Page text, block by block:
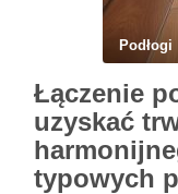
Podłogi
Łączenie
uzyskać
typowych